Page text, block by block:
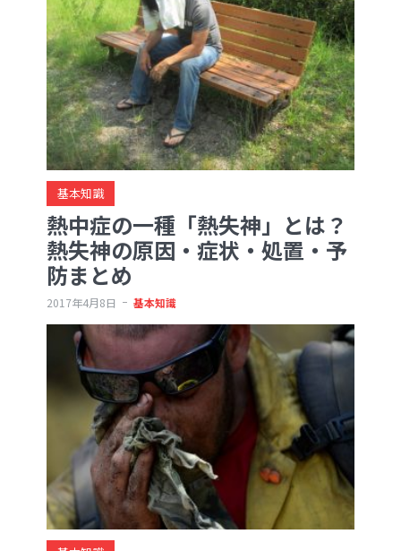
基本知識
熱中症の一種「熱失神」とは？
熱失神の原因・症状・処置・予
防まとめ
2017年4月8日 基本知識